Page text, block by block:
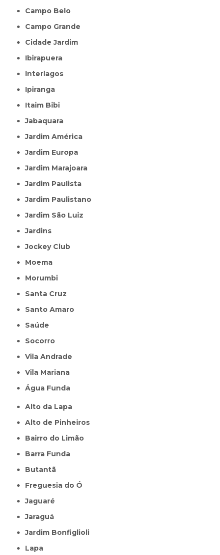
Campo Belo
Campo Grande
Cidade Jardim
Ibirapuera
Interlagos
Ipiranga
Itaim Bibi
Jabaquara
Jardim América
Jardim Europa
Jardim Marajoara
Jardim Paulista
Jardim Paulistano
Jardim São Luiz
Jardins
Jockey Club
Moema
Morumbi
Santa Cruz
Santo Amaro
Saúde
Socorro
Vila Andrade
Vila Mariana
Água Funda
Alto da Lapa
Alto de Pinheiros
Bairro do Limão
Barra Funda
Butantã
Freguesia do Ó
Jaguaré
Jaraguá
Jardim Bonfiglioli
Lapa